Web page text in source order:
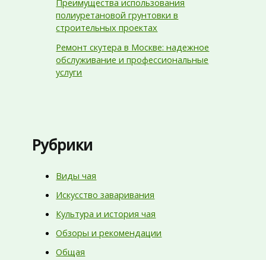
полиуретановой грунтовки в
строительных проектах
Ремонт скутера в Москве: надежное
обслуживание и профессиональные
услуги
Рубрики
Виды чая
Искусство заваривания
Культура и история чая
Обзоры и рекомендации
Общая